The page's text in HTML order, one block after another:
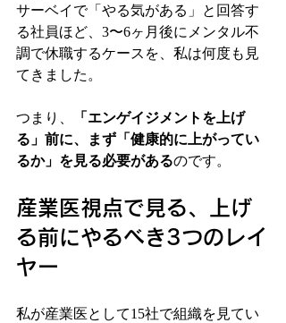
サーベイで「やる気がある」と回答す
る社員ほど、3〜6ヶ月後にメンタル不
調で休職するケースを、私は何度も見
てきました。
つまり、
「エンゲイジメントを上げ
る」前に、まず「健康的に上がってい
るか」を見る必要があるのです。
産業医視点で見る、上げ
る前にやるべき3つのレイ
ヤー
私が産業医として15社で組織を見てい